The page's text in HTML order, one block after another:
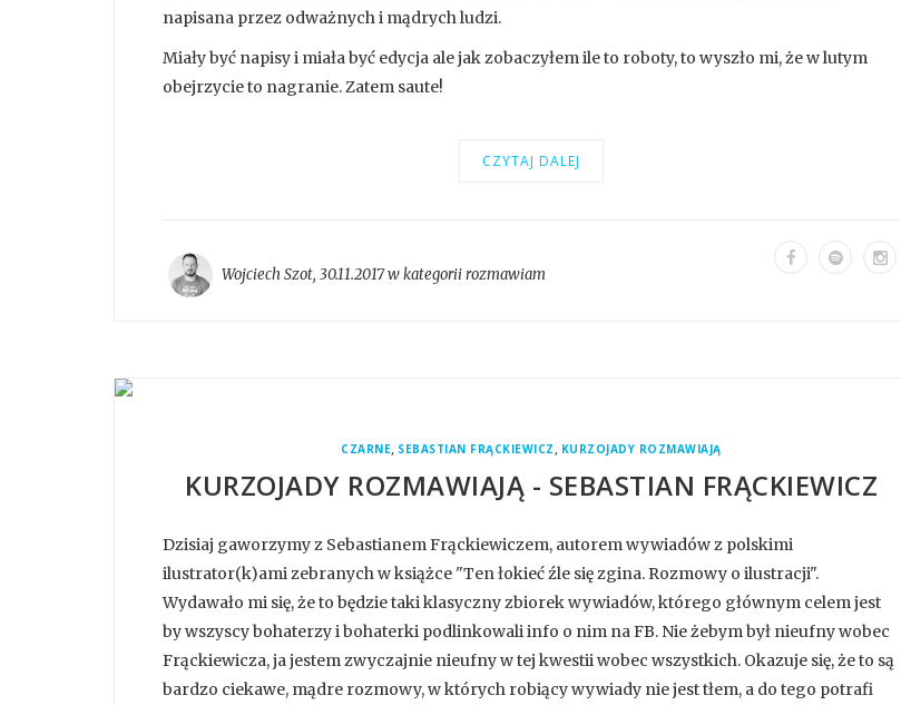
napisana przez odważnych i mądrych ludzi.
Miały być napisy i miała być edycja ale jak zobaczyłem ile to roboty, to wyszło mi, że w lutym
obejrzycie to nagranie. Zatem saute!
CZYTAJ DALEJ
Wojciech Szot, 30.11.2017 w kategoriirozmawiam
CZARNE, SEBASTIAN FRĄCKIEWICZ , KURZOJADY ROZMAWIAJĄ
KURZOJADY ROZMAWIAJĄ - SEBASTIAN FRĄCKIEWICZ
Dzisiaj gaworzymy z Sebastianem Frąckiewiczem, autorem wywiadów z polskimi
ilustrator(k)ami zebranych w książce "Ten łokieć źle się zgina. Rozmowy o ilustracji".
Wydawało mi się, że to będzie taki klasyczny zbiorek wywiadów, którego głównym celem jest
by wszyscy bohaterzy i bohaterki podlinkowali info o nim na FB. Nie żebym był nieufny wobec
Frąckiewicza, ja jestem zwyczajnie nieufny w tej kwestii wobec wszystkich. Okazuje się, że to są
bardzo ciekawe, mądre rozmowy, w których robiący wywiady nie jest tłem, a do tego potrafi